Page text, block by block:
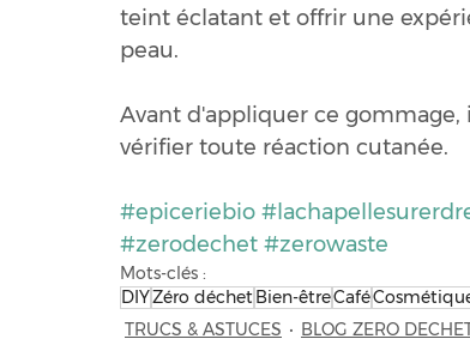
teint éclatant et offrir une
peau.
Avant d'appliquer ce
vérifier toute réaction cutanée.
#epiceriebio
#zerodechet #zerowaste
Mots-clés :
DIYZéro déchetBien-êtreCafé
TRUCS & ASTUCES
BLOG ZERO